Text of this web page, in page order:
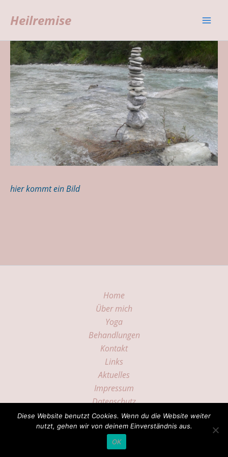
InhaltHeilremise
hier kommt ein Bild
Home
Über mich
Yoga
Behandlungen
Kontakt
Links
Aktuelles
Impressum
Datenschutz
Copyright © 2026 Heilremise
Diese Website benutzt Cookies. Wenn du die Website weiter
nutzt, gehen wir von deinem Einverständnis aus.
OK